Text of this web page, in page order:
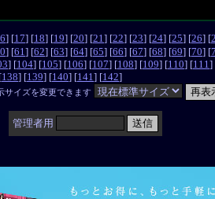
] [17] [18] [19] [20] [21 ] [22] [23] [24] [25] [26] [
] [61 ] [62] [63] [64] [65] [66] [67] [68] [69] [70] [
] [104] [105] [106] [107] [108] [109] [110] [111 ]
138] [139] [140] [141 ] [142]
サイズを変更できます
管理者用